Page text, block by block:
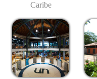
Caribe